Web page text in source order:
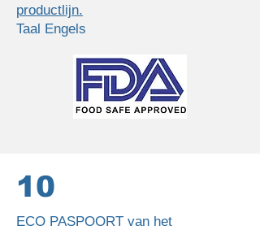
productlijn.
Taal Engels
10
ECO PASPOORT van het